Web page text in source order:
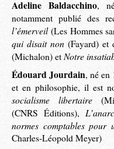
Adeline Baldacchino,
notamment publié des
l’émerveil(Les Hommes
qui disait non(Fayard) et
(Michalon) et Notre
Édouard Jourdain, né en
et en philosophie, il est
socialisme libertaire
(CNRS Éditions),
normes comptables pour
Charles-Léopold Meyer)